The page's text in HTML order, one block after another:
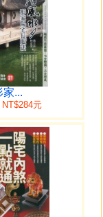
人屋合一，所以
有相對應的現
虛上打轉，以致
具體論述，很難
者的質疑與挑
稱，象學既非
祖及先賢往哲之
、物品之涵義、
內容之編排，前
，植物所呈現的
遂法，大多以平
論述地理形勢，
家...
元